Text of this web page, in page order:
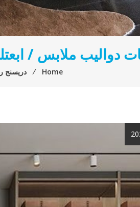
دواليب ملابس /
Home
⁄ دريسنج